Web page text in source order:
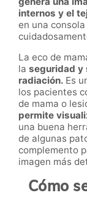
internos y el
en una
La eco de
la seguridad y
radiación. Es
los pacientes
de mama o
permite
una buena
de algunas
complemento
imagen más
Cómo